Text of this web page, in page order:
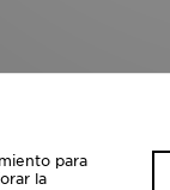
para
la